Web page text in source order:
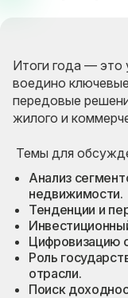
Итоги года — это
воедино
передовые
жилого и
Темы для
Анализ
недвижимости.
Тенденции и
Цифровизацию
Роль
отрасли.
Поиск